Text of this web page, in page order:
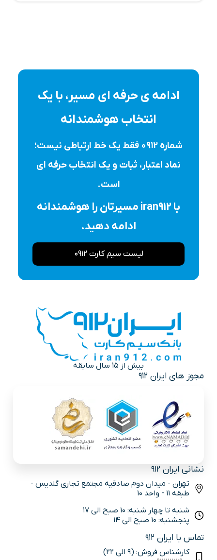
ادامه ی حرفه ای مسیر، با یک
انتخاب هوشمندانه
شماره ۰۹۱۲ فقط یک خط ارتباطی نیست؛
نماد اعتبار، ثبات و یک انتخاب حرفه ای
است.
با iran912 مسیرتان را هوشمندانه
ادامه دهید.
لیست سیم کارت 0912
بیش از 15 سال سابقه
نشانی ایران 912
تهران - میدان دوم صادقیه مجتمع تجاری گلدیس -
طبقه 11 - واحد 10
شنبه تا چهار شنبه: 10 صبح الی 17
پنجشنبه: 10 صبح الی 14
تماس با ایران 912
کارشناس فروش: (9 الی 22)
مجوز های ایران 912